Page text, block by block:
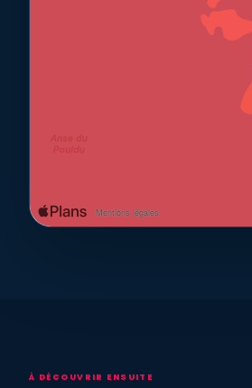
À DÉCOUVRIR ENSUITE